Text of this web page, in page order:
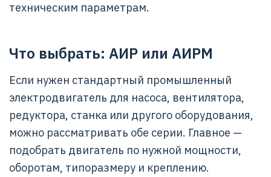
техническим параметрам.
Что выбрать: АИР или АИРМ
Если нужен стандартный промышленный
электродвигатель для насоса, вентилятора,
редуктора, станка или другого оборудования,
можно рассматривать обе серии. Главное —
подобрать двигатель по нужной мощности,
оборотам, типоразмеру и креплению.